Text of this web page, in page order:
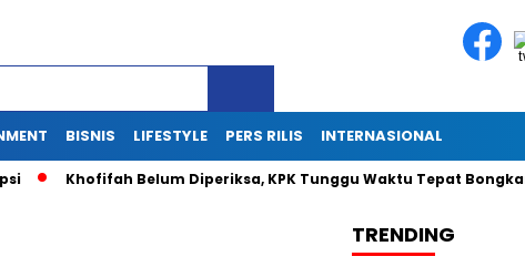
BISNIS LIFESTYLE PERS RILIS INTERNASIONAL
Khofifah Belum Diperiksa, KPK Tunggu Waktu Tepat
TRENDING